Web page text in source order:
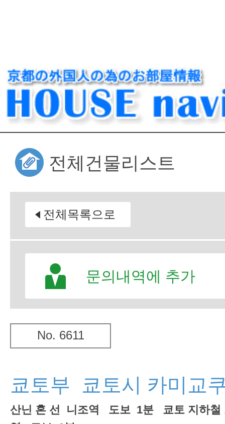
전체건물리스트
전체목록으로
문의내역에 추가
No. 6611
쿄토부 쿄토시 카미
산닌 혼 선 니조역 도보 1분 쿄토 지하철